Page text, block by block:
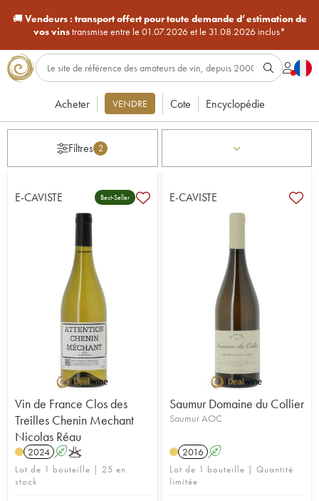
🚚Vendeurs : transport offert pour toute demande d’estimation de
vos vinstransmise entre le 01.07.2026 et le 31.08.2026 inclus*
Acheter VENDRE Cote Encyclopédie
Filtres 2
E-CAVISTE Best-Seller
Vin de France Clos des
Treilles Chenin Mechant
Nicolas Réau
2024 AK
Lot de 1 bouteille | 25 en
stock
E-CAVISTE
Saumur Domaine du Collier
Saumur AOC
2016 A
Lot de 1 bouteille | Quantité
limitée